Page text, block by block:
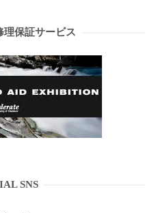
理保証サービス
SNS